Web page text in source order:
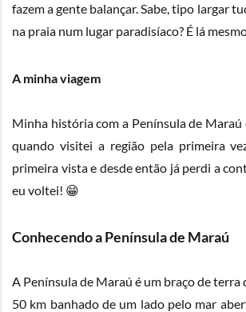
fazem a gente balançar. Sabe, tipo largar
na praia num lugar paradisíaco? É lá
A minha viagem
Minha história com a Península de Maraú
quando visitei a região pela primeira
primeira vista e desde então já perdi a
eu voltei! 😁
Conhecendo a Península de Maraú
A Península de Maraú é um braço de terra
50 km banhado de um lado pelo mar